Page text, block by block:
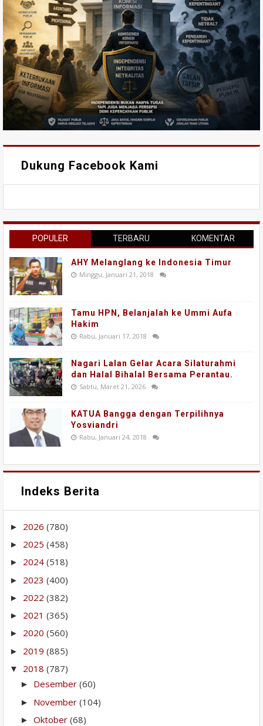
Dukung Facebook Kami
POPULER TERBARU KOMENTAR
AHY Melanglang ke Indonesia Timur
Minggu, Januari 21, 2018
Tamu HPN, Belanjalah ke Ummi Aufa
Hakim
Rabu, Januari 17, 2018
Nagari Lalan Gelar Acara Silaturahmi
dan Halal Bihalal Bersama Perantau.
Sabtu, Maret 21, 2026
KATUA Bangga dengan Terpilihnya
Yosviandri
Rabu, Januari 24, 2018
Indeks Berita
► 2026 (780)
► 2025 (458)
► 2024 (518)
► 2023 (400)
► 2022 (382)
► 2021 (365)
► 2020 (560)
► 2019 (885)
▼ 2018 (787)
► Desember (60)
► November (104)
► Oktober (68)